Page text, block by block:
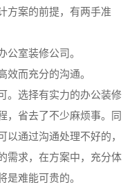
案的前提，有两手准
室装修公司。
而充分的沟通。
选择有实力的办公装修
，省去了不少麻烦事。同
以通过沟通处理不好的，
需求，在方案中，充分体
是难能可贵的。